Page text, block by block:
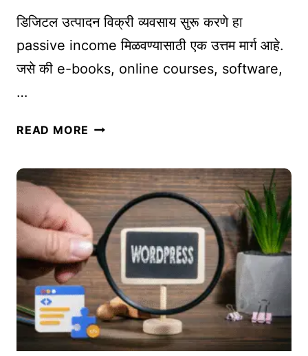
डिजिटल उत्पादन विक्री व्यवसाय सुरू करणे हा
passive income मिळवण्यासाठी एक उत्तम मार्ग आहे.
जसे की e-books, online courses, software,
…
READ MORE डि
ल
उ
त्पा
द
न
वि
क्री
व्य
व
सा